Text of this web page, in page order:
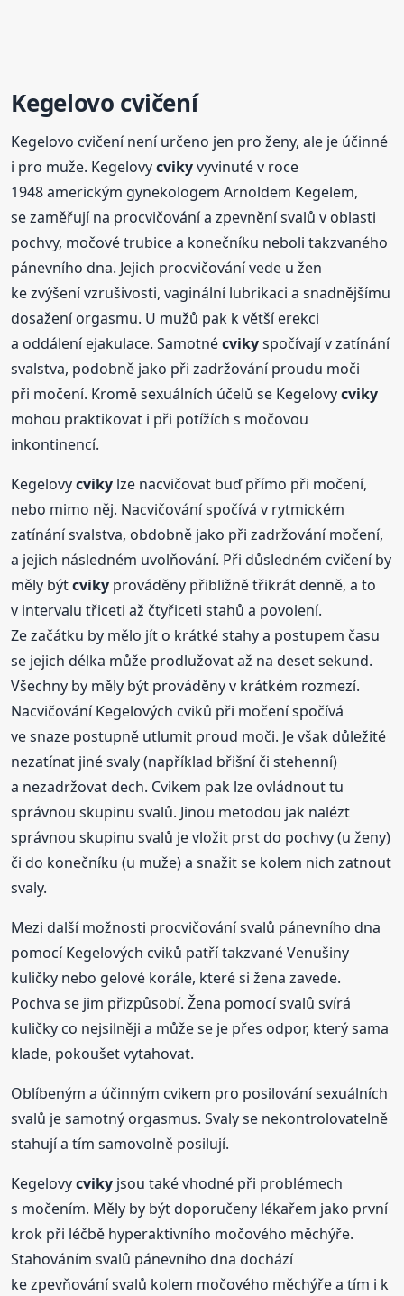
Kegelovo cvičení
Kegelovo cvičení není určeno jen pro ženy, ale je účinné
i pro muže. Kegelovycvikyvyvinuté v roce
1948 americkým gynekologem Arnoldem Kegelem,
se zaměřují na procvičování a zpevnění svalů v oblasti
pochvy, močové trubice a konečníku neboli takzvaného
pánevního dna. Jejich procvičování vede u žen
ke zvýšení vzrušivosti, vaginální lubrikaci a snadnějšímu
dosažení orgasmu. U mužů pak k větší erekci
a oddálení ejakulace. Samotnécvikyspočívají v zatínání
svalstva, podobně jako při zadržování proudu moči
při močení. Kromě sexuálních účelů se Kegelovycviky
mohou praktikovat i při potížích s močovou
inkontinencí.
Kegelovycviky lze nacvičovat buď přímo při močení,
nebo mimo něj. Nacvičování spočívá v rytmickém
zatínání svalstva, obdobně jako při zadržování močení,
a jejich následném uvolňování. Při důsledném cvičení by
měly býtcviky prováděny přibližně třikrát denně, a to
v intervalu třiceti až čtyřiceti stahů a povolení.
Ze začátku by mělo jít o krátké stahy a postupem času
se jejich délka může prodlužovat až na deset sekund.
Všechny by měly být prováděny v krátkém rozmezí.
Nacvičování Kegelových cviků při močení spočívá
ve snaze postupně utlumit proud moči. Je však důležité
nezatínat jiné svaly (například břišní či stehenní)
a nezadržovat dech. Cvikem pak lze ovládnout tu
správnou skupinu svalů. Jinou metodou jak nalézt
správnou skupinu svalů je vložit prst do pochvy (u ženy)
či do konečníku (u muže) a snažit se kolem nich zatnout
svaly.
Mezi další možnosti procvičování svalů pánevního dna
pomocí Kegelových cviků patří takzvané Venušiny
kuličky nebo gelové korále, které si žena zavede.
Pochva se jim přizpůsobí. Žena pomocí svalů svírá
kuličky co nejsilněji a může se je přes odpor, který sama
klade, pokoušet vytahovat.
Oblíbeným a účinným cvikem pro posilování sexuálních
svalů je samotný orgasmus. Svaly se nekontrolovatelně
stahují a tím samovolně posilují.
Kegelovycviky jsou také vhodné při problémech
s močením. Měly by být doporučeny lékařem jako první
krok při léčbě hyperaktivního močového měchýře.
Stahováním svalů pánevního dna dochází
ke zpevňování svalů kolem močového měchýře a tím i k